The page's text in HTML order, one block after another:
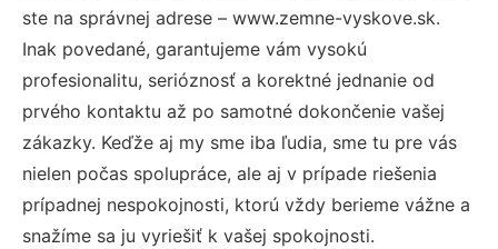
ste na správnej adrese – www.zemne-vyskove.sk.
Inak povedané, garantujeme vám vysokú
profesionalitu, serióznosť a korektné jednanie od
prvého kontaktu až po samotné dokončenie vašej
zákazky. Keďže aj my sme iba ľudia, sme tu pre vás
nielen počas spolupráce, ale aj v prípade riešenia
prípadnej nespokojnosti, ktorú vždy berieme vážne a
snažíme sa ju vyriešiť k vašej spokojnosti.